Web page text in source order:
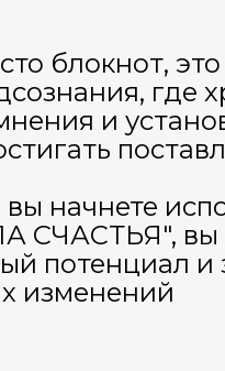
блокнот,
где
и
вы начнете
СЧАСТЬЯ", вы
потенциал и
изменений